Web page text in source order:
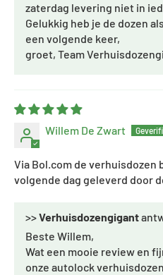
zaterdag levering niet in
Gelukkig heb je de dozen
een volgende keer,
groet, Team
Willem De Zwart
Via Bol.com de verhuisdozen
volgende dag geleverd door
>>Verhuisdozengigant
Beste Willem,
Wat een mooie review en
onze autolock